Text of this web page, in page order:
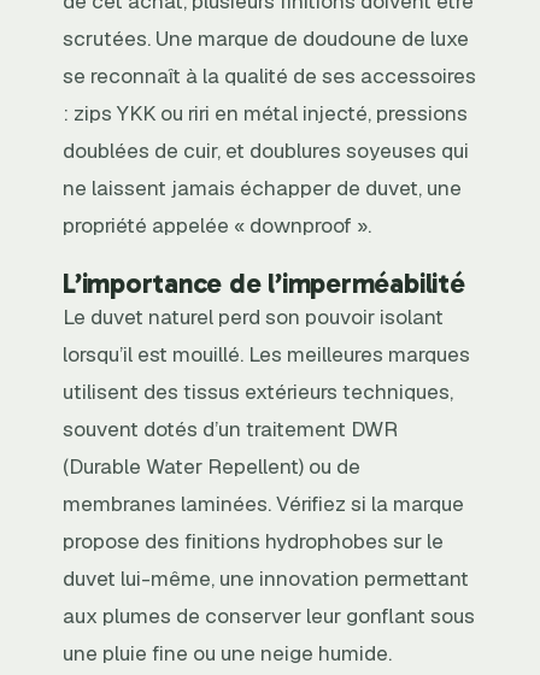
scrutées. Une marque de doudoune de luxe
se reconnaît à la qualité de ses accessoires
: zips YKK ou riri en métal injecté, pressions
doublées de cuir, et doublures soyeuses qui
ne laissent jamais échapper de duvet, une
propriété appelée « downproof ».
L’importance de l’imperméabilité
Le duvet naturel perd son pouvoir isolant
lorsqu’il est mouillé. Les meilleures marques
utilisent des tissus extérieurs techniques,
souvent dotés d’un traitement DWR
(Durable Water Repellent) ou de
membranes laminées. Vérifiez si la marque
propose des finitions hydrophobes sur le
duvet lui-même, une innovation permettant
aux plumes de conserver leur gonflant sous
une pluie fine ou une neige humide.